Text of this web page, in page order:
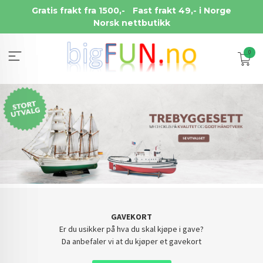
Gratis frakt fra 1500,-
Fast frakt 49,- i Norge
Norsk nettbutikk
0
GAVEKORT
Er du usikker på hva du skal kjøpe i gave?
Da anbefaler vi at du kjøper et gavekort